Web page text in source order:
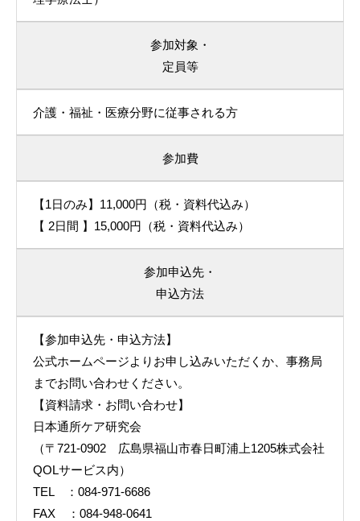
参加対象・
定員等
介護・福祉・医療分野に従事される方
参加費
【1日のみ】11,000円（税・資料代込み）
【 2日間 】15,000円（税・資料代込み）
参加申込先・
申込方法
【参加申込先・申込方法】
公式ホームページよりお申し込みいただくか、事務局
までお問い合わせください。
【資料請求・お問い合わせ】
日本通所ケア研究会
（〒721-0902 広島県福山市春日町浦上1205株式会社
QOLサービス内）
TEL ：084-971-6686
FAX ：084-948-0641